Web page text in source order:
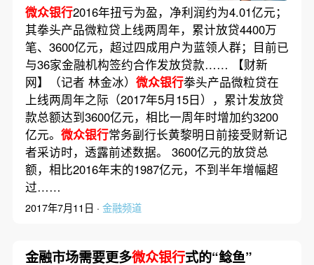
微众银行2016年扭亏为盈，净利润约为4.01亿元；
其拳头产品微粒贷上线两周年，累计放贷4400万
笔、3600亿元，超过四成用户为蓝领人群；目前已
与36家金融机构签约合作发放贷款…… 【财新
网】（记者 林金冰） 微众银行拳头产品微粒贷在
上线两周年之际（2017年5月15日），累计发放贷
款总额达到3600亿元，相比一周年时增加约3200
亿元。 微众银行常务副行长黄黎明日前接受财新记
者采访时，透露前述数据。 3600亿元的放贷总
额，相比2016年末的1987亿元，不到半年增幅超
过……
2017年7月11日 · 金融频道
金融市场需要更多微众银行式的“鲶鱼”